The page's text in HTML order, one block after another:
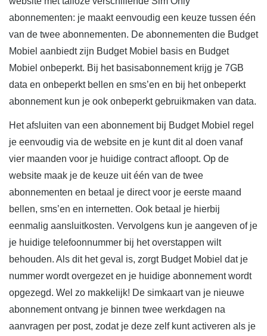
abonnementen: je maakt eenvoudig een keuze tussen één
van de twee abonnementen. De abonnementen die Budget
Mobiel aanbiedt zijn Budget Mobiel basis en Budget
Mobiel onbeperkt. Bij het basisabonnement krijg je 7GB
data en onbeperkt bellen en sms’en en bij het onbeperkt
abonnement kun je ook onbeperkt gebruikmaken van data.
Het afsluiten van een abonnement bij Budget Mobiel regel
je eenvoudig via de website en je kunt dit al doen vanaf
vier maanden voor je huidige contract afloopt. Op de
website maak je de keuze uit één van de twee
abonnementen en betaal je direct voor je eerste maand
bellen, sms’en en internetten. Ook betaal je hierbij
eenmalig aansluitkosten. Vervolgens kun je aangeven of je
je huidige telefoonnummer bij het overstappen wilt
behouden. Als dit het geval is, zorgt Budget Mobiel dat je
nummer wordt overgezet en je huidige abonnement wordt
opgezegd. Wel zo makkelijk! De simkaart van je nieuwe
abonnement ontvang je binnen twee werkdagen na
aanvragen per post, zodat je deze zelf kunt activeren als je